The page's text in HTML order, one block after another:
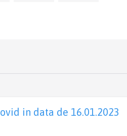
in data de 16.01.2023